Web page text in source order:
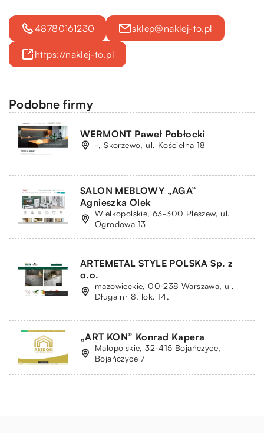
48780161230 sklep@naklej-to.pl
https://naklej-to.pl
Podobne firmy
WERMONT Paweł Pobłocki
-, Skorzewo, ul. Kościelna 18
SALON MEBLOWY „AGA”
Agnieszka Olek
Wielkopolskie, 63-300 Pleszew, ul.
Ogrodowa 13
ARTE­METAL STYLE POLSKA Sp. z
o.o.
mazowieckie, 00-238 Warszawa, ul.
Długa nr 8, lok. 14,
„ART KON” Konrad Kapera
Małopolskie, 32-415 Bojańczyce,
Bojańczyce 7